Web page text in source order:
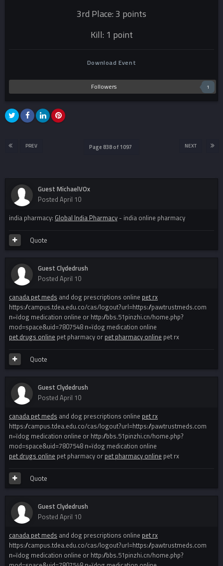
3rd Place: 3 points
Kill: 1 point
Download Event
Followers 1
PREV NEXT
Page 838 of 1097
Guest MichaelVOx
Posted April 10
india pharmacy: Global India Pharmacy - india online pharmacy
Quote
Guest Clydedrush
Posted April 10
canada pet meds and dog prescriptions online pet rx
https://campus.tdea.edu.co/cas/logout?url=https://pawtrustmeds.com
п»їdog medication online or http://bbs.51pinzhi.cn/home.php?
mod=space&uid=7807548 п»їdog medication online
pet drugs online pet pharmacy or pet pharmacy online pet rx
Quote
Guest Clydedrush
Posted April 10
canada pet meds and dog prescriptions online pet rx
https://campus.tdea.edu.co/cas/logout?url=https://pawtrustmeds.com
п»їdog medication online or http://bbs.51pinzhi.cn/home.php?
mod=space&uid=7807548 п»їdog medication online
pet drugs online pet pharmacy or pet pharmacy online pet rx
Quote
Guest Clydedrush
Posted April 10
canada pet meds and dog prescriptions online pet rx
https://campus.tdea.edu.co/cas/logout?url=https://pawtrustmeds.com
п»їdog medication online or http://bbs.51pinzhi.cn/home.php?